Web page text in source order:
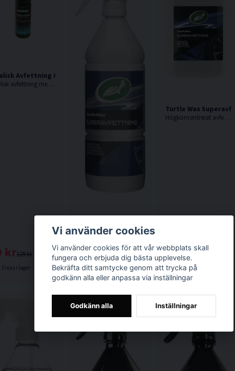
Avfettning Autosmart Fordonsavfettning 1L
Alkalisk avfettning med vax, Utmärkt till vardaglig tvätt och som lämnar ett skyddande vaxlager
129 kr
kr
Finns i lager
Högkoncentrerat avfettningsmedel.
152 kr
99 kr
Finns i lager
Turtle Wax
Högkoncentrerat avfettningsmedel som enkelt tar bort tjära, asfalt, oljefläckar m.m.
339 kr
Finns i lager
Vi använder cookies
Vi använder cookies för att vår webbplats skall
fungera och erbjuda dig bästa upplevelse.
Bekräfta ditt samtycke genom att trycka på
godkänn alla eller anpassa via inställningar
Godkänn alla Inställningar